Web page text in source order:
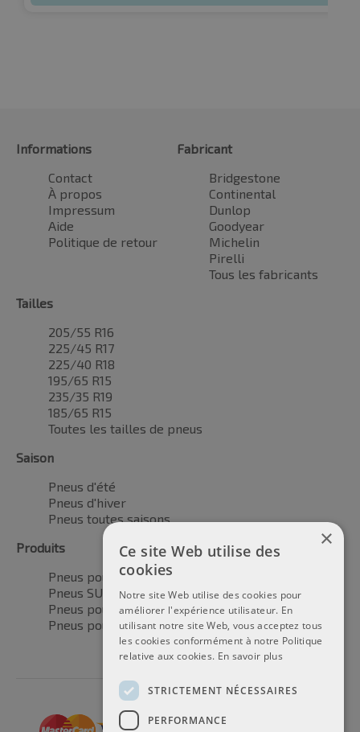
Informations
Contact
À propos
Impressum
Aide
Politique de retour
Fabricant
Bridgestone
Continental
Dunlop
Goodyear
Michelin
Pirelli
Tous les fabricants
Tailles
205/55 R16
225/45 R17
225/40 R18
195/65 R15
235/35 R19
185/65 R15
Toutes les tailles de pneus
Saison
Pneus d'été
Pneus d'hiver
Pneus toutes saisons
Produits
Pneus pour voitures
Pneus SUV / 4x4
Pneus pour camionnettes
Pneus pour motos
×
Ce site Web utilise des
cookies
Notre site Web utilise des cookies pour
améliorer l'expérience utilisateur. En
utilisant notre site Web, vous acceptez tous
les cookies conformément à notre Politique
relative aux cookies. En savoir plus
STRICTEMENT NÉCESSAIRES
PERFORMANCE